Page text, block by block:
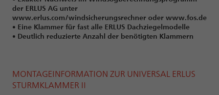
der ERLUS AG unter
www.erlus.com/windsicherungsrechner oder www.fos.de
• Eine Klammer für fast alle ERLUS Dachziegelmodelle
• Deutlich reduzierte Anzahl der benötigten Klammern
MONTAGEINFORMATION ZUR UNIVERSAL ERLUS
STURMKLAMMER II